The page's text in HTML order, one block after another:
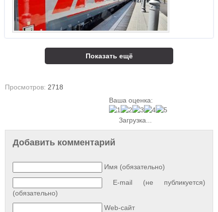
Показать ещё
Просмотров: 2718
Ваша оценка:
Загрузка...
Добавить комментарий
Имя (обязательно)
E-mail (не публикуется)
(обязательно)
Web-сайт